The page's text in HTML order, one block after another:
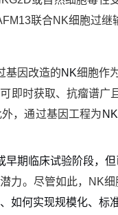
联合NK细胞过继
基因改造的NK细胞作
即时获取、抗瘤谱广
，通过基因工程为 NK
早期临床试验阶段，
力。尽管如此， NK细
如何实现规模化、标